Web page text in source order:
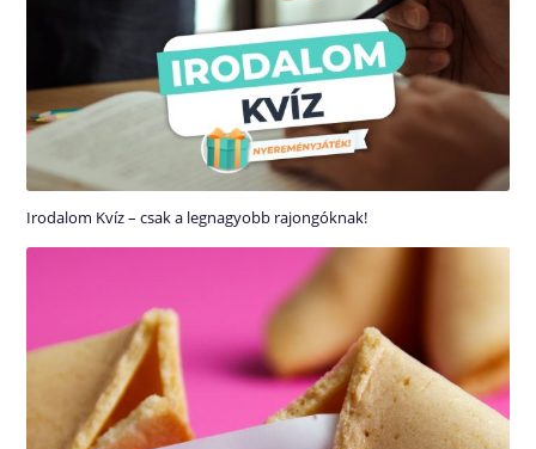
Irodalom Kvíz – csak a legnagyobb rajongóknak!